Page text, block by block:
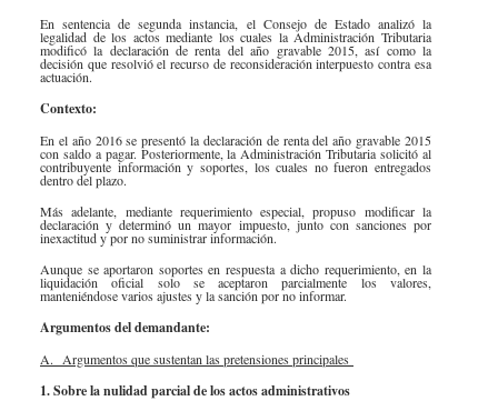
2016
Doing Business in Colombia
En sentencia de segunda instancia, el Consejo de Estado analizó la
legalidad de los actos mediante los cuales la Administración Tributaria
modificó la declaración de renta del año gravable 2015, así como la
decisión que resolvió el recurso de reconsideración interpuesto contra esa
actuación.
Contexto:
En el año 2016 se presentó la declaración de renta del año gravable 2015
con saldo a pagar. Posteriormente, la Administración Tributaria solicitó al
contribuyente información y soportes, los cuales no fueron entregados
dentro del plazo.
Más adelante, mediante requerimiento especial, propuso modificar la
declaración y determinó un mayor impuesto, junto con sanciones por
inexactitud y por no suministrar información.
Aunque se aportaron sopo​​​rtes en respuesta a dicho requerimiento, en la
liquidación oficial solo se aceptaron parcialmente los valores,
manteniéndose varios ajustes y la sanción por no informar.
Argumentos del demandante:
A. Argumentos que sustentan las pretensiones principales
1. Sobre la nulidad parcial de los actos administrativos